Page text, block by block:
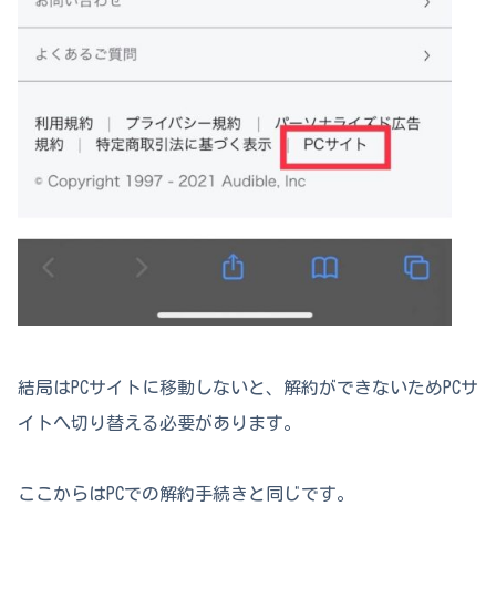
結局はPCサイトに移動しないと、解約ができないためPCサ
イトへ切り替える必要があります。
ここからはPCでの解約手続きと同じです。